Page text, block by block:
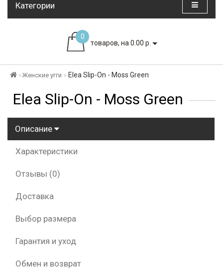
Категории
0
товаров, на 0.00 р.
Женские угги Elea Slip-On - Moss Green
Elea Slip-On - Moss Green
Описание
Характеристики
Отзывы (0)
Доставка
Выбор размера
Гарантия и уход
Обмен и возврат